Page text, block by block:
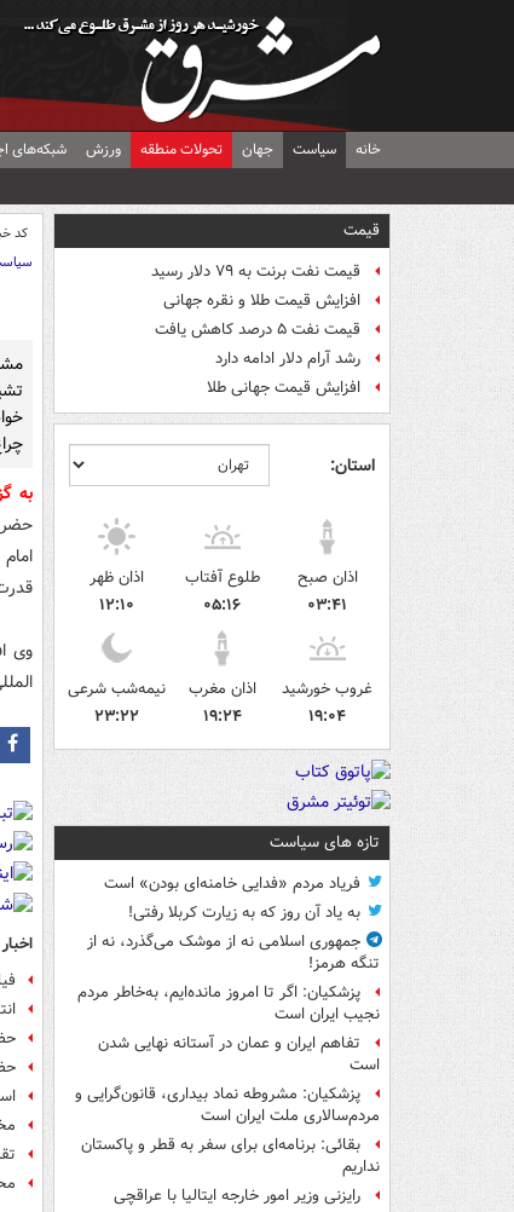
خانه سیاست جهان تحولات منطقه ورزش شبکه‌های
قیمت
قیمت نفت برنت به ۷۹ دلار رسید
افزایش قیمت طلا و نقره جهانی
قیمت نفت ۵ درصد کاهش یافت
رشد آرام دلار ادامه دارد
افزایش قیمت جهانی طلا
استان:
اذان صبح
۰۳:۴۱
طلوع آفتاب
۰۵:۱۶
اذان ظهر
۱۲:۱۰
غروب خورشید
۱۹:۰۴
اذان مغرب
۱۹:۲۴
نیمه‌شب شرعی
۲۳:۲۲
تازه های سیاست
فریاد مردم «فدایی خامنه‌ای بودن» است
به یاد آن روز که به زیارت کربلا رفتی!
جمهوری اسلامی نه از موشک می‌گذرد، نه از
تنگه هرمز!
پزشکیان: اگر تا امروز مانده‌ایم، به‌خاطر مردم
نجیب ایران است
تفاهم ایران و عمان در آستانه نهایی شدن
است
پزشکیان: مشروطه نماد بیداری، قانون‌گرایی و
مردم‌سالاری ملت ایران است
بقائی: برنامه‌ای برای سفر به قطر و پاکستان
نداریم
رایزنی وزیر امور خارجه ایتالیا با عراقچی
کد
به
وی